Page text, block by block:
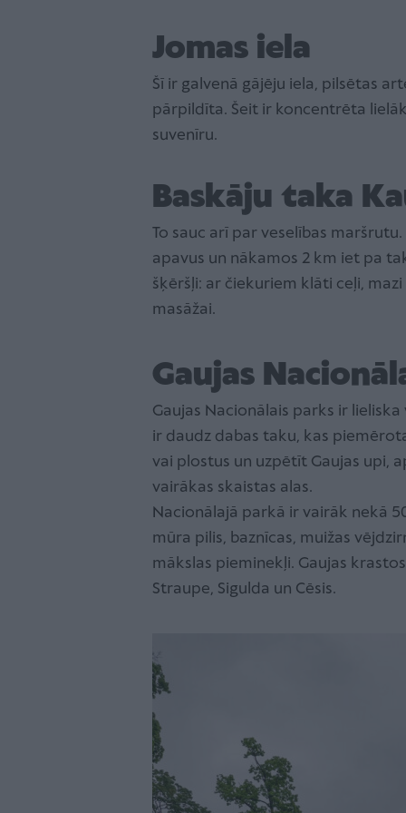
Jomas iela
Šī ir galvenā gājēju iela, pilsētas
pārpildīta. Šeit ir koncentrēta
suvenīru.
Baskāju taka
To sauc arī par veselības
apavus un nākamos 2 km iet pa
šķēršļi: ar čiekuriem klāti ceļi,
masāžai.
Gaujas
Gaujas Nacionālais parks ir
ir daudz dabas taku, kas
vai plostus un uzpētīt Gaujas upi,
vairākas skaistas alas.
Nacionālajā parkā ir vairāk nekā
mūra pilis, baznīcas, muižas
mākslas pieminekļi. Gaujas
Straupe, Sigulda un Cēsis.